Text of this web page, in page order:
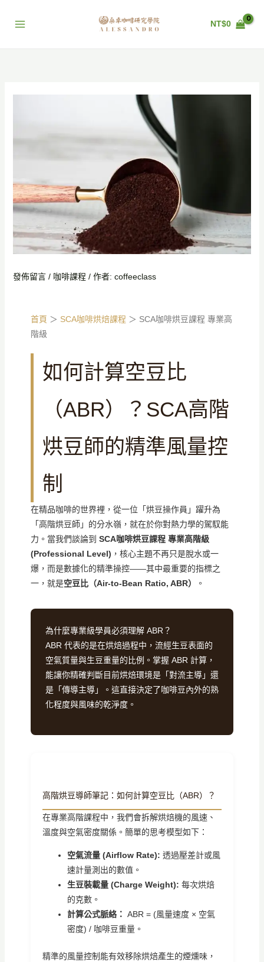
NT$0
發佈留言 / 咖啡課程 / 作者: coffeeclass
首頁 ＞ SCA咖啡烘焙課程 ＞ SCA咖啡烘豆課程 專業高
階級
如何計算空豆比
（ABR）？SCA高階
烘豆師的精準風量控
制
在精品咖啡的世界裡，從一位「烘豆操作員」躍升為
「高階烘豆師」的分水嶺，就在於你對熱力學的駕馭能
力。當我們談論到 SCA咖啡烘豆課程 專業高階級
(Professional Level) ，核心主題不再只是脫水或一
爆，而是數據化的精準操控——其中最重要的指標之
一，就是空豆比（Air-to-Bean Ratio, ABR） 。
為什麼專業級學員必須理解 ABR？
ABR 代表的是在烘焙過程中，流經生豆表面的
空氣質量與生豆重量的比例。掌握 ABR 計算，
能讓你精確判斷目前烘焙環境是「對流主導」還
是「傳導主導」。這直接決定了咖啡豆內外的熟
化程度與風味的乾淨度。
高階烘豆導師筆記：如何計算空豆比（ABR）？
在專業高階課程中，我們會拆解烘焙機的風速、
溫度與空氣密度關係。簡單的思考模型如下：
空氣流量 (Airflow Rate): 透過壓差計或風
速計量測出的數值。
生豆裝載量 (Charge Weight): 每次烘焙
的克數。
計算公式脈絡： ABR = (風量速度 × 空氣
密度) / 咖啡豆重量。
精準的風量控制能有效移除烘焙產生的煙燻味，